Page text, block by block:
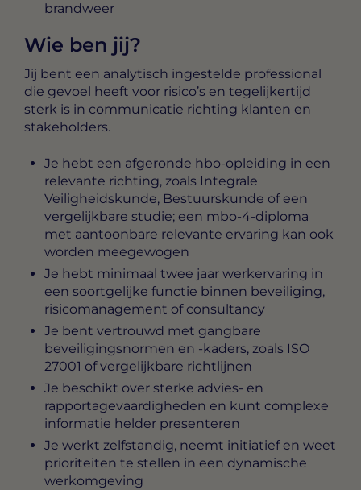
brandweer
Wie ben jij?
Jij bent een analytisch ingestelde professional
die gevoel heeft voor risico’s en tegelijkertijd
sterk is in communicatie richting klanten en
stakeholders.
Je hebt een afgeronde hbo-opleiding in een
relevante richting, zoals Integrale
Veiligheidskunde, Bestuurskunde of een
vergelijkbare studie; een mbo-4-diploma
met aantoonbare relevante ervaring kan ook
worden meegewogen
Je hebt minimaal twee jaar werkervaring in
een soortgelijke functie binnen beveiliging,
risicomanagement of consultancy
Je bent vertrouwd met gangbare
beveiligingsnormen en -kaders, zoals ISO
27001 of vergelijkbare richtlijnen
Je beschikt over sterke advies- en
rapportagevaardigheden en kunt complexe
informatie helder presenteren
Je werkt zelfstandig, neemt initiatief en weet
prioriteiten te stellen in een dynamische
werkomgeving